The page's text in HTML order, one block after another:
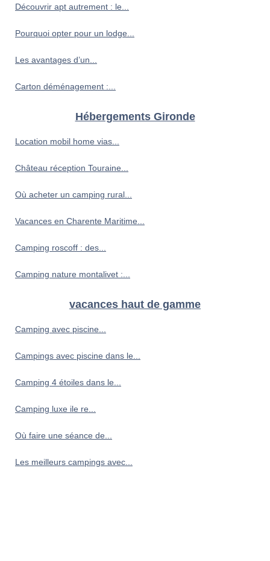
Découvrir apt autrement : le...
Pourquoi opter pour un lodge...
Les avantages d’un...
Carton déménagement :...
Hébergements Gironde
Location mobil home vias...
Château réception Touraine...
Où acheter un camping rural...
Vacances en Charente Maritime...
Camping roscoff : des...
Camping nature montalivet :...
vacances haut de gamme
Camping avec piscine...
Campings avec piscine dans le...
Camping 4 étoiles dans le...
Camping luxe ile re...
Où faire une séance de...
Les meilleurs campings avec...